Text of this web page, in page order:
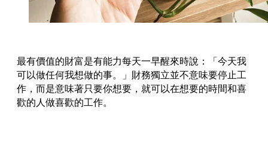
最有價值的財富是有能力每天一早醒來時說：「今天我
可以做任何我想做的事。」財務獨立並不意味要停止工
作，而是意味著只要你想要，就可以在想要的時間和喜
歡的人做喜歡的工作。